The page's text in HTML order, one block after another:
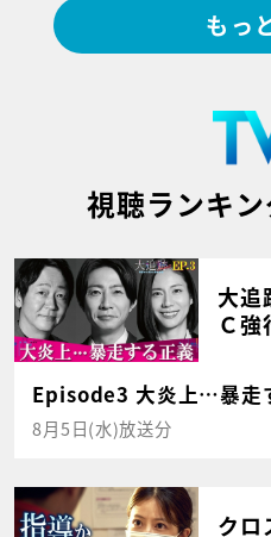
もっ
視聴ランキ
大追
Ｃ
Episode3 大炎上…暴走
8月5日(水)放送分
クロ